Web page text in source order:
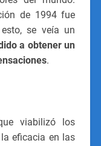
de 1994 fue
se veía un
a obtener un
.
viabilizó los
eficacia en las